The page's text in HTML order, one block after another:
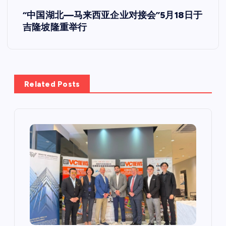
航“中国湖北—马来西亚企业对接会”5月18日于
吉隆坡隆重举行
Related Posts